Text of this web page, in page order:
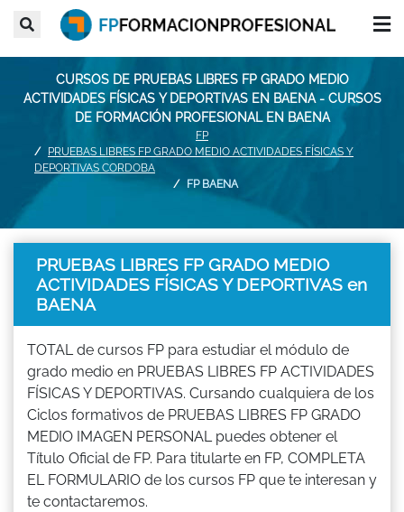
CURSOS DE PRUEBAS LIBRES FP GRADO MEDIO
ACTIVIDADES FÍSICAS Y DEPORTIVAS EN BAENA - CURSOS
DE FORMACIÓN PROFESIONAL EN BAENA
FP
PRUEBAS LIBRES FP GRADO MEDIO ACTIVIDADES FÍSICAS Y
DEPORTIVAS CORDOBA
FP BAENA
PRUEBAS LIBRES FP GRADO MEDIO
ACTIVIDADES FÍSICAS Y DEPORTIVAS en
BAENA
TOTAL de cursos FP para estudiar el módulo de
grado medio en PRUEBAS LIBRES FP ACTIVIDADES
FÍSICAS Y DEPORTIVAS. Cursando cualquiera de los
Ciclos formativos de PRUEBAS LIBRES FP GRADO
MEDIO IMAGEN PERSONAL puedes obtener el
Título Oficial de FP. Para titularte en FP, COMPLETA
EL FORMULARIO de los cursos FP que te interesan y
te contactaremos.